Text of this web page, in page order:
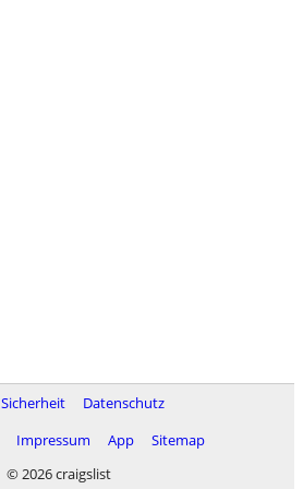
Sicherheit
Datenschutz
Impressum App
Sitemap
© 2026 craigslist